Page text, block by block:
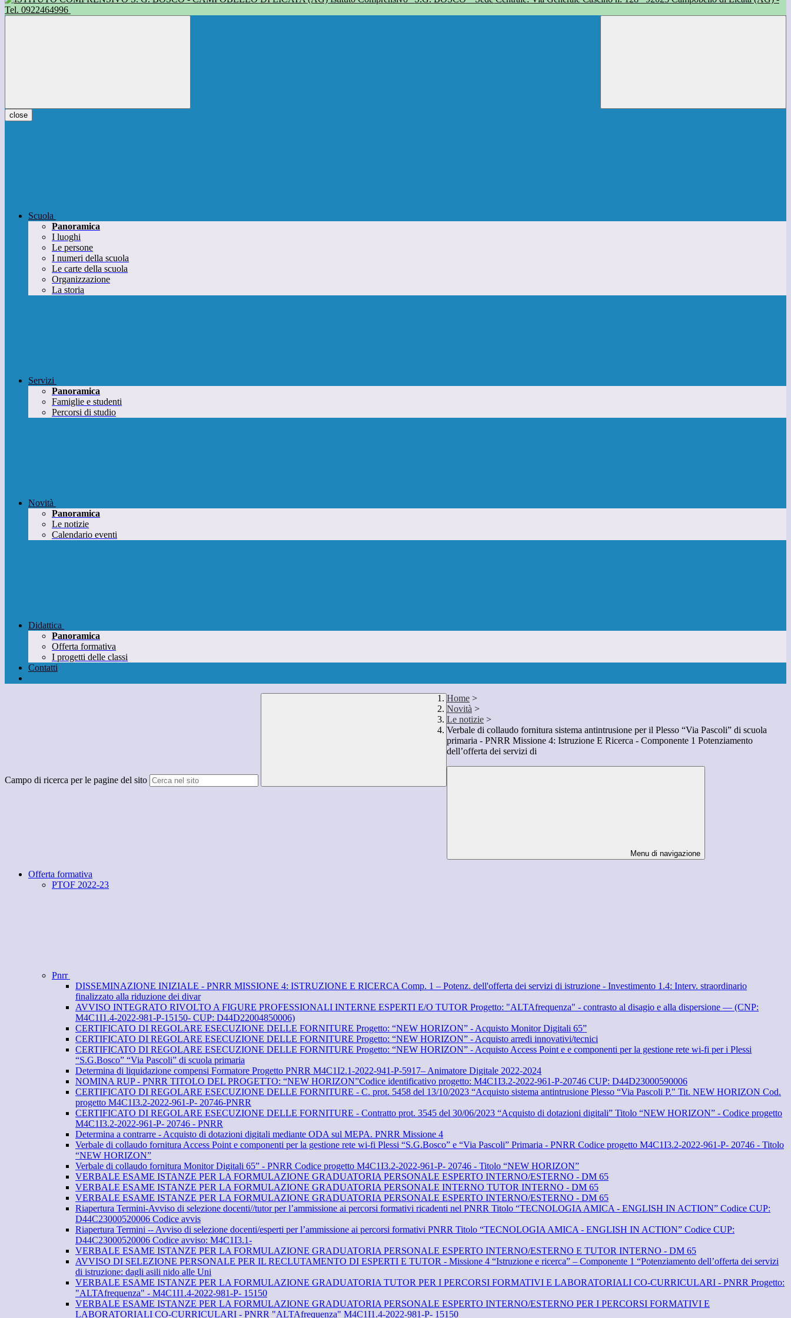
Tel. 0922464996
close
Scuola
Panoramica
I luoghi
Le persone
I numeri della scuola
Le carte della scuola
Organizzazione
La storia
Servizi
Panoramica
Famiglie e studenti
Percorsi di studio
Novità
Panoramica
Le notizie
Calendario eventi
Didattica
Panoramica
Offerta formativa
I progetti delle classi
Contatti
Campo di ricerca per le pagine del sito
Home >
Novità >
Le notizie >
Verbale di collaudo fornitura sistema antintrusione per il Plesso “Via Pascoli” di scuola
primaria - PNRR Missione 4: Istruzione E Ricerca - Componente 1 Potenziamento
dell’offerta dei servizi di
Menu di navigazione
Offerta formativa
PTOF 2022-23
Pnrr
DISSEMINAZIONE INIZIALE - PNRR MISSIONE 4: ISTRUZIONE E RICERCA Comp. 1 – Potenz. dell'offerta dei servizi di istruzione - Investimento 1.4: Interv. straordinario
finalizzato alla riduzione dei divar
AVVISO INTEGRATO RIVOLTO A FIGURE PROFESSIONALI INTERNE ESPERTI E/O TUTOR Progetto: "ALTAfrequenza" - contrasto al disagio e alla dispersione — (CNP:
M4C1I1.4-2022-981-P-15150- CUP: D44D22004850006)
CERTIFICATO DI REGOLARE ESECUZIONE DELLE FORNITURE Progetto: “NEW HORIZON” - Acquisto Monitor Digitali 65”
CERTIFICATO DI REGOLARE ESECUZIONE DELLE FORNITURE Progetto: “NEW HORIZON” - Acquisto arredi innovativi/tecnici
CERTIFICATO DI REGOLARE ESECUZIONE DELLE FORNITURE Progetto: “NEW HORIZON” - Acquisto Access Point e e componenti per la gestione rete wi-fi per i Plessi
“S.G.Bosco” “Via Pascoli” di scuola primaria
Determina di liquidazione compensi Formatore Progetto PNRR M4C1I2.1-2022-941-P-5917– Animatore Digitale 2022-2024
NOMINA RUP - PNRR TITOLO DEL PROGETTO: “NEW HORIZON”Codice identificativo progetto: M4C1I3.2-2022-961-P-20746 CUP: D44D23000590006
CERTIFICATO DI REGOLARE ESECUZIONE DELLE FORNITURE - C. prot. 5458 del 13/10/2023 “Acquisto sistema antintrusione Plesso “Via Pascoli P." Tit. NEW HORIZON Cod.
progetto M4C1I3.2-2022-961-P- 20746-PNRR
CERTIFICATO DI REGOLARE ESECUZIONE DELLE FORNITURE - Contratto prot. 3545 del 30/06/2023 “Acquisto di dotazioni digitali” Titolo “NEW HORIZON” - Codice progetto
M4C1I3.2-2022-961-P- 20746 - PNRR
Determina a contrarre - Acquisto di dotazioni digitali mediante ODA sul MEPA. PNRR Missione 4
Verbale di collaudo fornitura Access Point e componenti per la gestione rete wi-fi Plessi “S.G.Bosco” e “Via Pascoli” Primaria - PNRR Codice progetto M4C1I3.2-2022-961-P- 20746 - Titolo
“NEW HORIZON”
Verbale di collaudo fornitura Monitor Digitali 65” - PNRR Codice progetto M4C1I3.2-2022-961-P- 20746 - Titolo “NEW HORIZON”
VERBALE ESAME ISTANZE PER LA FORMULAZIONE GRADUATORIA PERSONALE ESPERTO INTERNO/ESTERNO - DM 65
VERBALE ESAME ISTANZE PER LA FORMULAZIONE GRADUATORIA PERSONALE INTERNO TUTOR INTERNO - DM 65
VERBALE ESAME ISTANZE PER LA FORMULAZIONE GRADUATORIA PERSONALE ESPERTO INTERNO/ESTERNO - DM 65
Riapertura Termini-Avviso di selezione docenti//tutor per l’ammissione ai percorsi formativi ricadenti nel PNRR Titolo “TECNOLOGIA AMICA - ENGLISH IN ACTION” Codice CUP:
D44C23000520006 Codice avvis
Riapertura Termini -- Avviso di selezione docenti/esperti per l’ammissione ai percorsi formativi PNRR Titolo “TECNOLOGIA AMICA - ENGLISH IN ACTION” Codice CUP:
D44C23000520006 Codice avviso: M4C1I3.1-
VERBALE ESAME ISTANZE PER LA FORMULAZIONE GRADUATORIA PERSONALE ESPERTO INTERNO/ESTERNO E TUTOR INTERNO - DM 65
AVVISO DI SELEZIONE PERSONALE PER IL RECLUTAMENTO DI ESPERTI E TUTOR - Missione 4 “Istruzione e ricerca” – Componente 1 “Potenziamento dell’offerta dei servizi
di istruzione: dagli asili nido alle Uni
VERBALE ESAME ISTANZE PER LA FORMULAZIONE GRADUATORIA TUTOR PER I PERCORSI FORMATIVI E LABORATORIALI CO-CURRICULARI - PNRR Progetto:
"ALTAfrequenza" - M4C1I1.4-2022-981-P- 15150
VERBALE ESAME ISTANZE PER LA FORMULAZIONE GRADUATORIA PERSONALE ESPERTO INTERNO/ESTERNO PER I PERCORSI FORMATIVI E
LABORATORIALI CO-CURRICULARI - PNRR "ALTAfrequenza" M4C1I1.4-2022-981-P- 15150